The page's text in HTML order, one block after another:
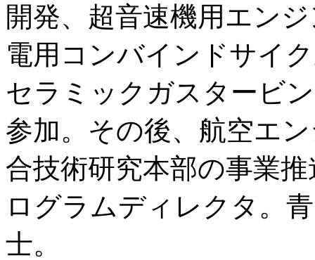
開発、超音速機用エン
電用コンバインドサイ
セラミックガスタービ
参加。その後、航空エ
合技術研究本部の事業
ログラムディレクタ。
士。